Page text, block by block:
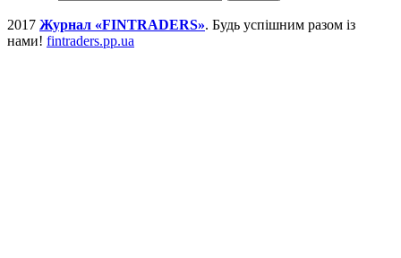
2017 Журнал «FINTRADERS». Будь успішним разом із
нами! fintraders.pp.ua